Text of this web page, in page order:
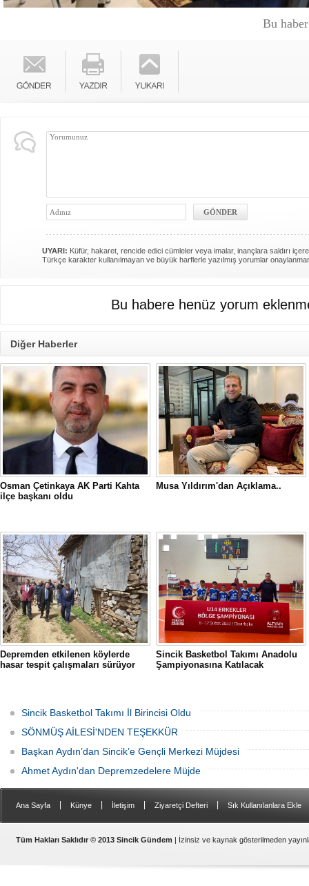
Bu
UYARI: Küfür, hakaret, rencide edici cümleler veya imalar, inançlara saldırı
Türkçe karakter kullanılmayan ve büyük harflerle yazılmış yorumlar
Bu habere henüz yorum
Diğer Haberler
Osman Çetinkaya AK Parti Kahta
ilçe başkanı oldu
Musa Yıldırım'dan Açıklama..
Depremden etkilenen köylerde
hasar tespit çalışmaları sürüyor
Sincik Basketbol Takımı Anadolu
Şampiyonasına Katılacak
Sincik Basketbol Takımı İl Birincisi Oldu
SÖNMÜŞ AİLESİ'NDEN TEŞEKKÜR
Başkan Aydın’dan Sincik’e Gençli Merkezi Müjdesi
Ahmet Aydın'dan Depremzedelere Müjde
Ana Sayfa | Künye | İletişim | Ziyaretçi Defteri |
Sık Kullanılanlara Ekle
Tüm Hakları Saklıdır © 2013 Sincik Gündem | İzinsiz ve kaynak gösterilmeden